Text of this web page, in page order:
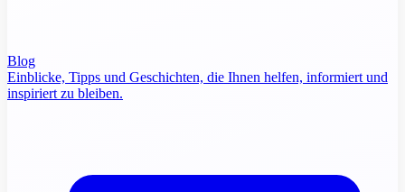
Blog
Einblicke, Tipps und Geschichten, die Ihnen helfen, informiert und
inspiriert zu bleiben.